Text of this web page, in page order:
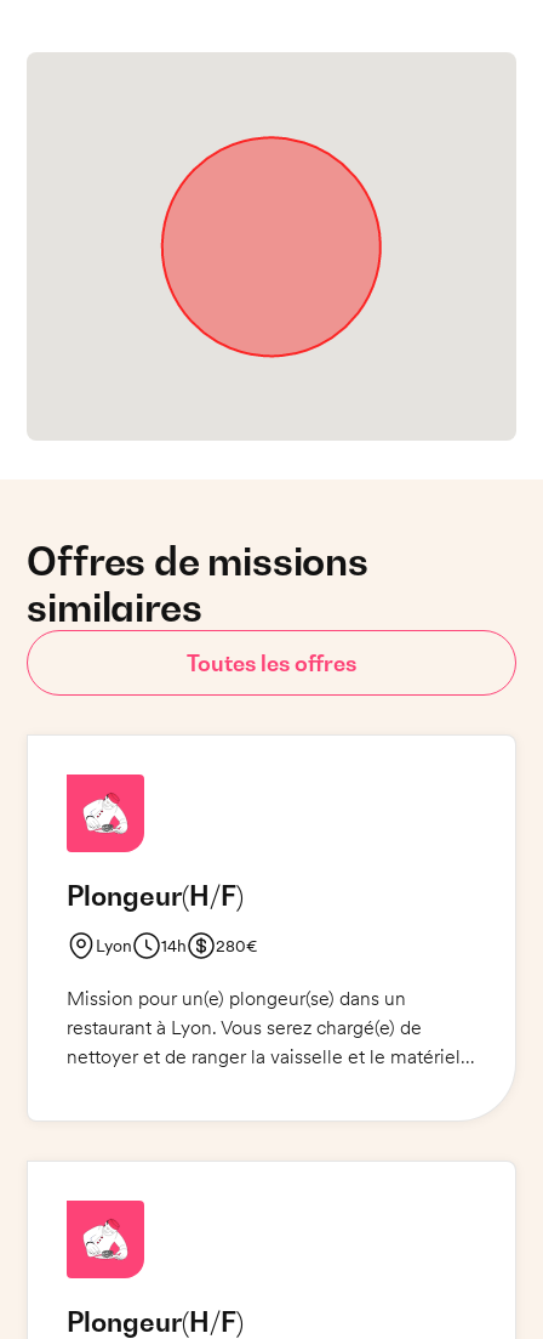
Offres de missions
similaires
Toutes les offres
Plongeur(H/F)
Lyon 14h 280€
Mission pour un(e) plongeur(se) dans un
restaurant à Lyon. Vous serez chargé(e) de
nettoyer et de ranger la vaisselle et le matériel
alimentaires.
Plongeur(H/F)